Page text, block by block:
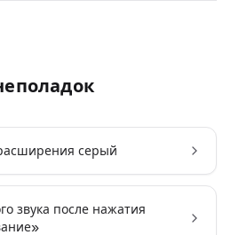
серый
звука после нажатия